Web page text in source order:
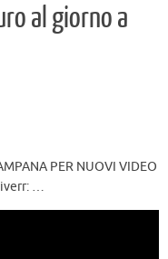
al giorno a
PER NUOVI VIDEO
…